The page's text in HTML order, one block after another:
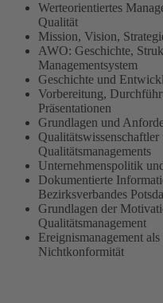
Werteorientiertes
Qualität
Mission, Vision,
AWO: Geschichte,
Managementsystem
Geschichte und
Vorbereitung,
Präsentationen
Grundlagen und
Qualitätsmanagements
Unternehmenspolitik
Dokumentierte
Bezirksverbandes
Grundlagen der
Qualitätsmanagement
Ereignismanagement
Nichtkonformität